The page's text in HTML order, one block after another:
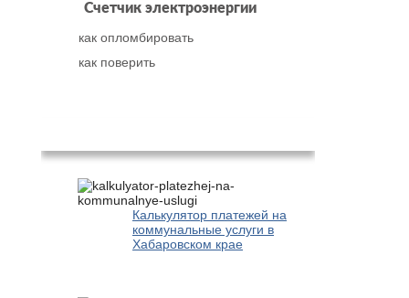
Счетчик электроэнергии
как опломбировать
как поверить
Калькулятор платежей на
коммунальные услуги в
Хабаровском крае